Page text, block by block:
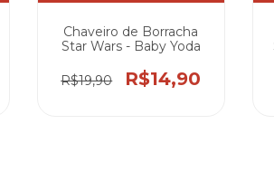
Chaveiro de Borracha
Star Wars - Baby Yoda
R$19,90 R$14,90